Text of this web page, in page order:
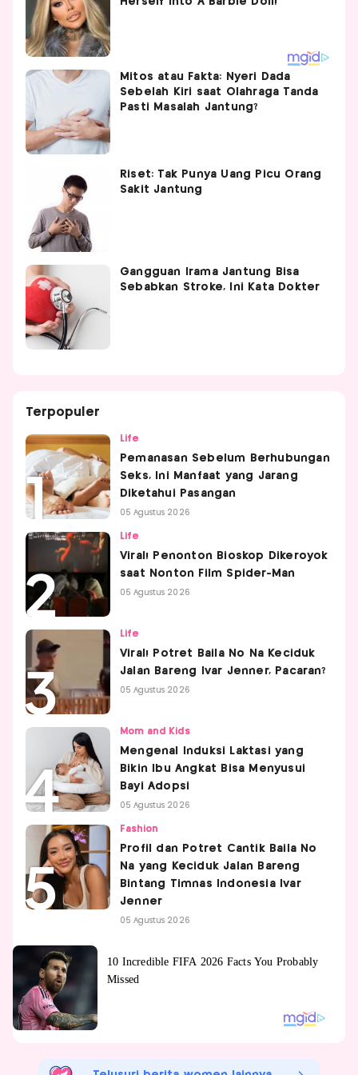
Mitos atau Fakta: Nyeri Dada
Sebelah Kiri saat Olahraga Tanda
Pasti Masalah Jantung?
Riset: Tak Punya Uang Picu Orang
Sakit Jantung
Gangguan Irama Jantung Bisa
Sebabkan Stroke, Ini Kata Dokter
Terpopuler
Life
Pemanasan Sebelum Berhubungan
Seks, Ini Manfaat yang Jarang
Diketahui Pasangan
05 Agustus 2026
Life
Viral! Penonton Bioskop Dikeroyok
saat Nonton Film Spider-Man
05 Agustus 2026
Life
Viral! Potret Baila No Na Keciduk
Jalan Bareng Ivar Jenner, Pacaran?
05 Agustus 2026
Mom and Kids
Mengenal Induksi Laktasi yang
Bikin Ibu Angkat Bisa Menyusui
Bayi Adopsi
05 Agustus 2026
Fashion
Profil dan Potret Cantik Baila No
Na yang Keciduk Jalan Bareng
Bintang Timnas Indonesia Ivar
Jenner
05 Agustus 2026